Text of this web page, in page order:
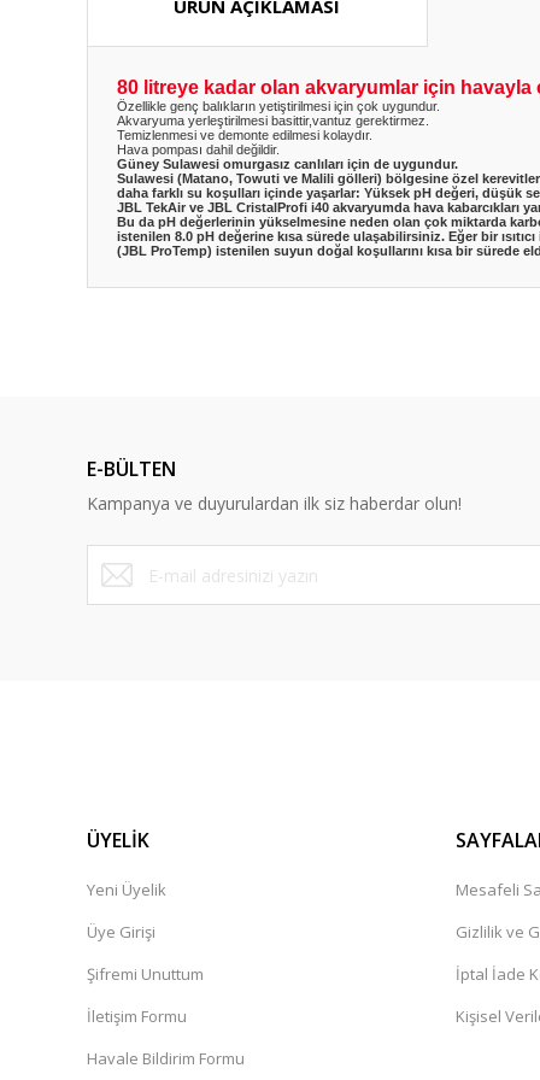
ÜRÜN AÇIKLAMASI
80 litreye kadar olan akvaryumlar için havayla
Özellikle genç balıkların yetiştirilmesi için çok uygundur.
Akvaryuma yerleştirilmesi basittir,vantuz gerektirmez.
Temizlenmesi ve demonte edilmesi kolaydır.
Hava pompası dahil değildir.
Güney Sulawesi omurgasız canlıları için de uygundur.
Sulawesi (Matano, Towuti ve Malili gölleri) bölgesine özel
daha farklı su koşulları içinde yaşarlar: Yüksek pH değeri, düşük
JBL TekAir ve JBL CristalProfi i40 akvaryumda hava kabarcıkları
Bu da pH değerlerinin yükselmesine neden olan çok miktarda
istenilen 8.0 pH değerine kısa sürede ulaşabilirsiniz. Eğer bir ısıtıcı
(JBL ProTemp) istenilen suyun doğal koşullarını kısa bir sürede
Ürün bilgilerinde hatalar bulunuyor.
Ürün fiyatı diğer sitelerden daha pahalı.
Bu ürüne benzer farklı alternatifler olmalı.
E-BÜLTEN
Kampanya ve duyurulardan ilk siz haberdar olun!
ÜYELİK
Yeni Üyelik
Üye Girişi
Şifremi Unuttum
İletişim Formu
Havale Bildirim Formu
Mesafeli
Gizlilik ve
İptal İade
Kişisel